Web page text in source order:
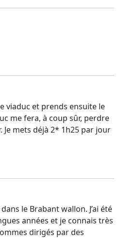
viaduc et prends ensuite le
me fera, à coup sûr, perdre
mets déjà 2* 1h25 par jour
le Brabant wallon. J’ai été
années et je connais très
dirigés par des